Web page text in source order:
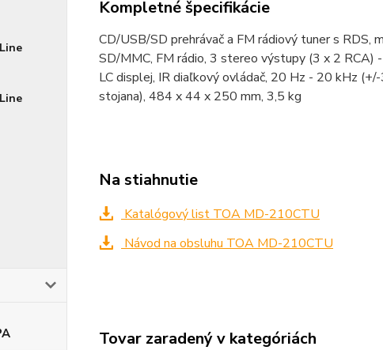
Kompletné špecifikácie
CD/USB/SD prehrávač a FM rádiový tuner s RDS,
SD/MMC, FM rádio, 3 stereo výstupy (3 x 2 RCA)
LC displej, IR diaľkový ovládač, 20 Hz - 20 kHz
stojana), 484 x 44 x 250 mm, 3,5 kg
Na stiahnutie
Katalógový list TOA MD-210CTU
Návod na obsluhu TOA MD-210CTU
Tovar zaradený v kategóriách